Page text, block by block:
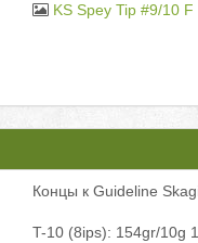
KS Spey Tip #9/10 F
Концы к Guideline
T-10 (8ips): 154gr/10g